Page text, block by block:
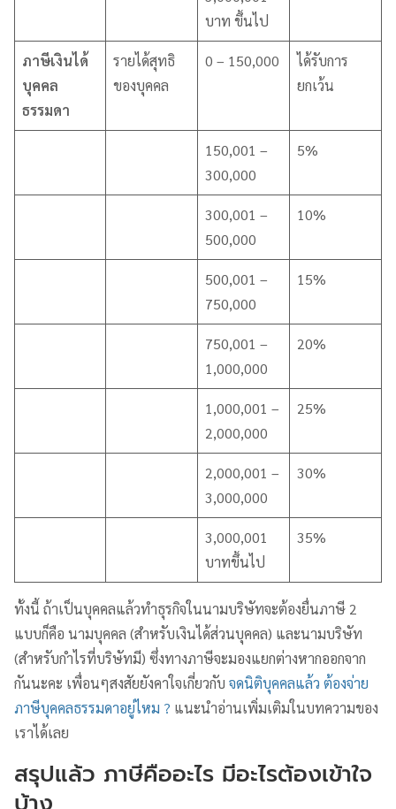
บาท ขึ้นไป
ภาษีเงินได้
บุคคล
ธรรมดา
รายได้สุทธิ
ของบุคคล
0 – 150,000
ได้รับการ
ยกเว้น
150,001 –
300,000
5%
300,001 –
500,000
10%
500,001 –
750,000
15%
750,001 –
1,000,000
20%
1,000,001 –
2,000,000
25%
2,000,001 –
3,000,000
30%
3,000,001
บาทขึ้นไป
35%
ทั้งนี้ ถ้าเป็นบุคคลแล้วทำธุรกิจในนามบริษัทจะต้องยื่นภาษี 2
แบบก็คือ นามบุคคล (สำหรับเงินได้ส่วนบุคคล) และนามบริษัท
(สำหรับกำไรที่บริษัทมี) ซึ่งทางภาษีจะมองแยกต่างหากออกจาก
กันนะคะ เพื่อนๆสงสัยยังคาใจเกี่ยวกับ จดนิติบุคคลแล้ว ต้องจ่าย
ภาษีบุคคลธรรมดาอยู่ไหม ? แนะนำอ่านเพิ่มเติมในบทความของ
เราได้เลย
สรุปแล้ว ภาษีคืออะไร มีอะไรต้องเข้าใจ